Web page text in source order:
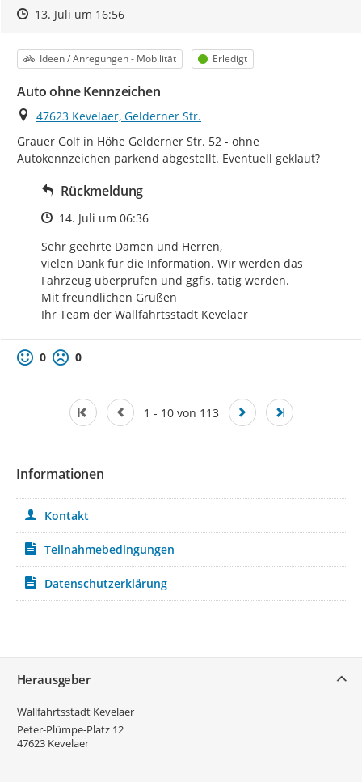
Zeitpunkt des Erstellens
Zeitpunkt des Erstellens
13. Juli um 16:56Zur Äußerung
Kategorie
Ideen / Anregungen - Mobilität Status
Erledigt
Auto ohne Kennzeichen
Ort
47623 Kevelaer, Gelderner Str.
Grauer Golf in Höhe Gelderner Str. 52 - ohne
Autokennzeichen parkend abgestellt. Eventuell geklaut?
Rückmeldung
Zeitpunkt des Erstellens
14. Juli um 06:36
Sehr geehrte Damen und Herren,
vielen Dank für die Information. Wir werden das
Fahrzeug überprüfen und ggfls. tätig werden.
Mit freundlichen Grüßen
Ihr Team der Wallfahrtsstadt Kevelaer
0 0
1 - 10 von 113
Informationen
Kontakt
Teilnahmebedingungen
Datenschutzerklärung
Herausgeber
Wallfahrtsstadt Kevelaer
Peter-Plümpe-Platz 12
47623 Kevelaer